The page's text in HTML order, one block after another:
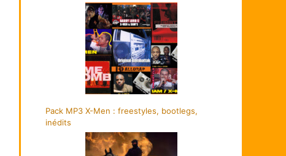
Pack MP3 X-Men : freestyles, bootlegs,
inédits